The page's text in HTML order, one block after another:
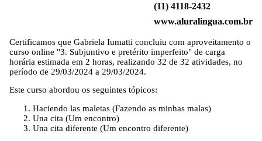
(11) 4118-2432
www.aluralingua.com.br
Certificamos que Gabriela Iumatti concluiu com aproveitamento o
curso online "3. Subjuntivo e pretérito imperfeito" de carga
horária estimada em 2 horas, realizando 32 de 32 atividades, no
período de 29/03/2024 a 29/03/2024.
Este curso abordou os seguintes tópicos:
Haciendo las maletas (Fazendo as minhas malas)
Una cita (Um encontro)
Una cita diferente (Um encontro diferente)